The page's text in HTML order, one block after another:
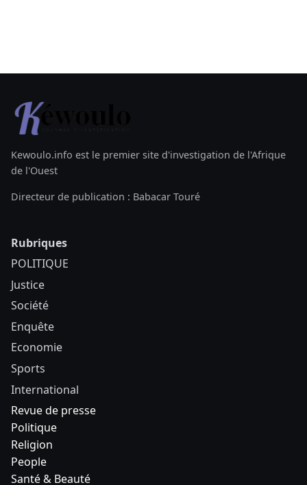
Kewoulo.info est le premier site d'investigation de l'Afrique
de l'Ouest
Directeur de publication : Babacar Touré
Rubriques
POLITIQUE
Justice
Société
Enquête
Economie
Sports
International
Revue de presse
Politique
Religion
People
Santé & Beauté